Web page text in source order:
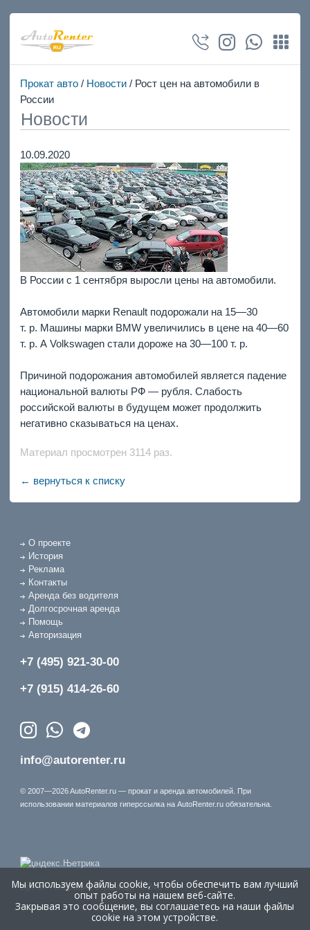
Прокат авто/ Новости/ Рост цен на автомобили в
России
Новости
10.09.2020
В России с 1 сентября выросли цены на автомобили.
Автомобили марки Renault подорожали на 15—30
т. р. Машины марки BMW увеличились в цене на 40—60
т. р. А Volkswagen стали дороже на 30—100 т. р.
Причиной подорожания автомобилей является падение
национальной валюты РФ — рубля. Слабость
российской валюты в будущем может продолжить
негативно сказываться на ценах.
Материал просмотрен 3114 раз.
← вернуться к списку
О проекте
История
Реклама
Контакты
Аренда без водителя
Долгосрочная аренда
Помощь
Авторизация
+7 (495) 921-30-00
+7 (915) 414-26-60
info@autorenter.ru
© 2007—2026 AutoRenter.ru — прокат и аренда автомобилей. При
использовании материалов гиперссылка на AutoRenter.ru обязательна.
Время генерации страницы: 0.246 сек.
Мы используем файлы cookie, чтобы обеспечить вам лучший
опыт работы на нашем веб-сайте.
Закрывая это сообщение, вы соглашаетесь на наши файлы
cookie на этом устройстве.